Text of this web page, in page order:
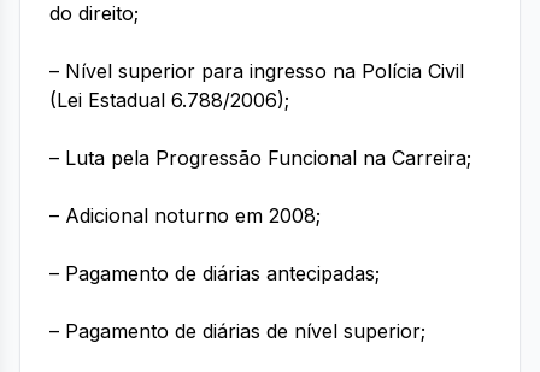
do direito;
– Nível superior para ingresso na Polícia Civil
(Lei Estadual 6.788/2006);
– Luta pela Progressão Funcional na Carreira;
– Adicional noturno em 2008;
– Pagamento de diárias antecipadas;
– Pagamento de diárias de nível superior;